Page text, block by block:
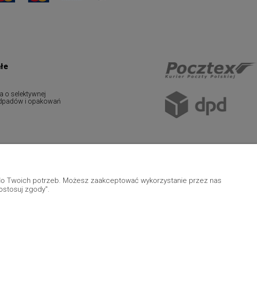
o selektywnej
i opakowań
Twoich potrzeb. Możesz zaakceptować wykorzystanie przez nas
zgody".